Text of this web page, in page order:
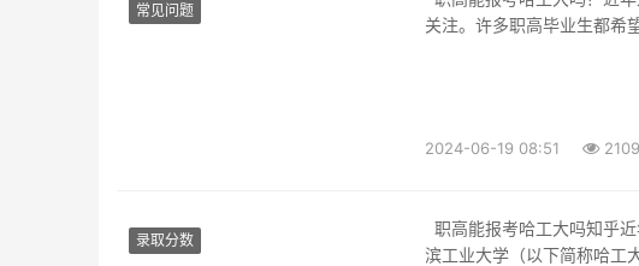
常见问题
关注。许多职高毕业生都希
2024-06-19 08:51 2109
录取分数
滨工业大学（以下简称哈工